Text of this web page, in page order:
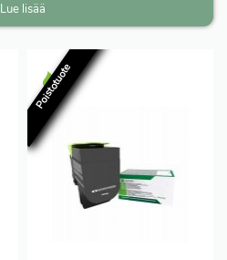
Lue lisää
Poistotuote